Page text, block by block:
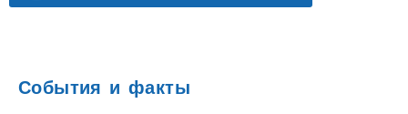
События и факты